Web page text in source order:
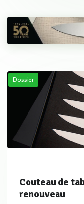
Dossier
Couteau de
renouveau